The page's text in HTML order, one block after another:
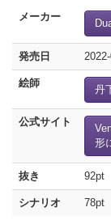
メーカー
発売日
絵師
丹
公式サイト
形
抜き 92pt
シナリオ 78pt